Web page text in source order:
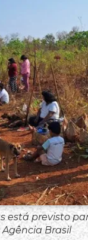
está previsto
Agência Brasil